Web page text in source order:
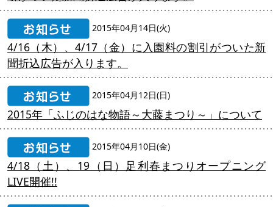
2015年04月14日(火)
4/16（木）、4/17（金）に入園料の割引がついた新
聞折込広告が入ります。
2015年04月12日(日)
2015年「ふじのはな物語～大藤まつり～」について
2015年04月10日(金)
4/18（土）、19（日）足利春まつりオープニング
LIVE開催!!